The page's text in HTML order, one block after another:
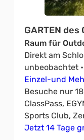
GARTEN des
Raum für
Direkt am
unbeobachtet
Einzel-und
Besuche nur
ClassPass,
Sports Club,
Jetzt 14 Tage